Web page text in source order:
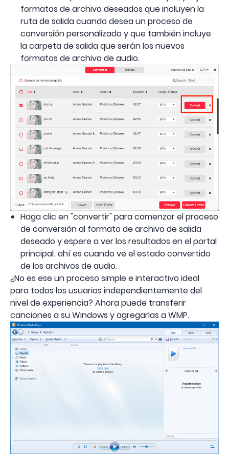
formatos de archivo deseados que incluyen la
ruta de salida cuando desea un proceso de
conversión personalizado y que también incluye
la carpeta de salida que serán los nuevos
formatos de archivo de audio.
Haga clic en "convertir" para comenzar el proceso
de conversión al formato de archivo de salida
deseado y espere a ver los resultados en el portal
principal; ahí es cuando ve el estado convertido
de los archivos de audio.
¿No es ese un proceso simple e interactivo ideal
para todos los usuarios independientemente del
nivel de experiencia? Ahora puede transferir
canciones a su Windows y agregarlas a WMP.